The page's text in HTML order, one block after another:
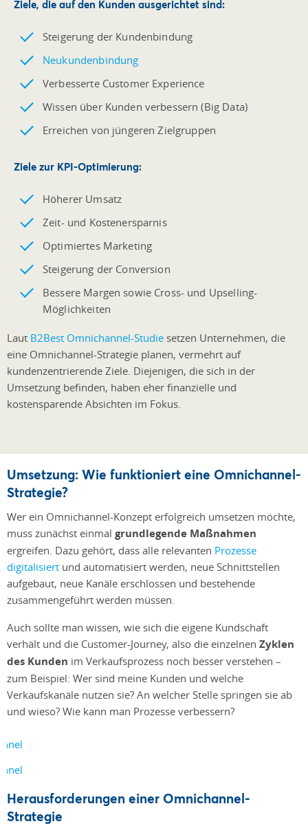
Ziele, die auf den Kunden ausgerichtet sind:
Steigerung der Kundenbindung
Neukundenbindung
Verbesserte Customer Experience
Wissen über Kunden verbessern (Big Data)
Erreichen von jüngeren Zielgruppen
Ziele zur KPI-Optimierung:
Höherer Umsatz
Zeit- und Kostenersparnis
Optimiertes Marketing
Steigerung der Conversion
Bessere Margen sowie Cross- und Upselling-
Möglichkeiten
Laut B2Best Omnichannel-Studie setzen Unternehmen, die
eine Omnichannel-Strategie planen, vermehrt auf
kundenzentrierende Ziele. Diejenigen, die sich in der
Umsetzung befinden, haben eher finanzielle und
kostensparende Absichten im Fokus.
Umsetzung: Wie funktioniert eine Omnichannel-
Strategie?
Wer ein Omnichannel-Konzept erfolgreich umsetzen möchte,
muss zunächst einmal grundlegende Maßnahmen
ergreifen. Dazu gehört, dass alle relevanten Prozesse
digitalisiert und automatisiert werden, neue Schnittstellen
aufgebaut, neue Kanäle erschlossen und bestehende
zusammengeführt werden müssen.
Auch sollte man wissen, wie sich die eigene Kundschaft
verhält und die Customer-Journey, also die einzelnen Zyklen
des Kunden im Verkaufsprozess noch besser verstehen –
zum Beispiel: Wer sind meine Kunden und welche
Verkaufskanäle nutzen sie? An welcher Stelle springen sie ab
und wieso? Wie kann man Prozesse verbessern?
Herausforderungen einer Omnichannel-
Strategie